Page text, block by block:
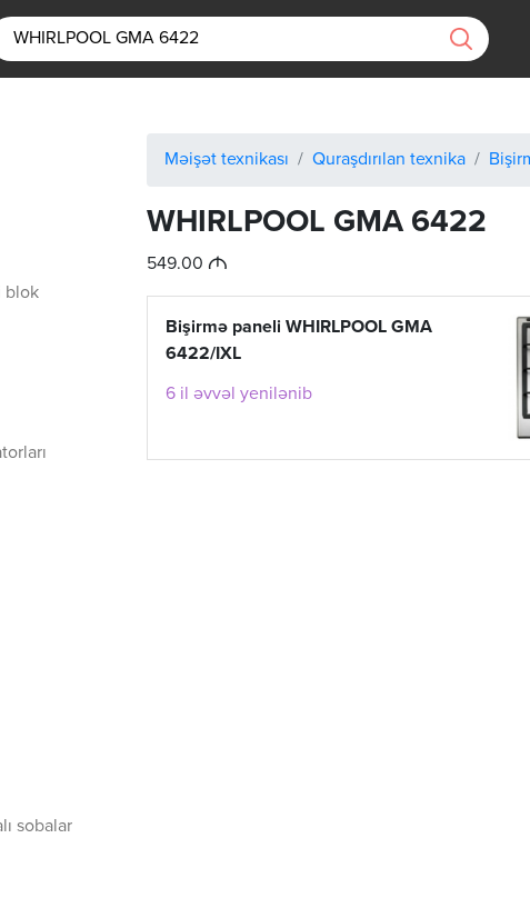
blok
sobalar
Məişət texnikası Quraşdırılan texnika
WHIRLPOOL GMA 6422
549.00 M
Bişirmə paneli WHIRLPOOL GMA
6422/IXL
6 il əvvəl yenilənib